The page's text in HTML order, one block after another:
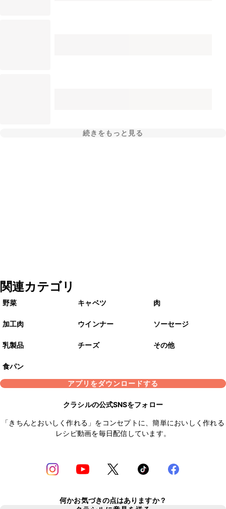
続きをもっと見る
関連カテゴリ
野菜 キャベツ 肉
加工肉 ウインナー ソーセージ
乳製品 チーズ その他
食パン
アプリをダウンロードする
クラシルの公式SNSをフォロー
「きちんとおいしく作れる」をコンセプトに、簡単においしく作れる
レシピ動画を毎日配信しています。
何かお気づきの点はありますか？